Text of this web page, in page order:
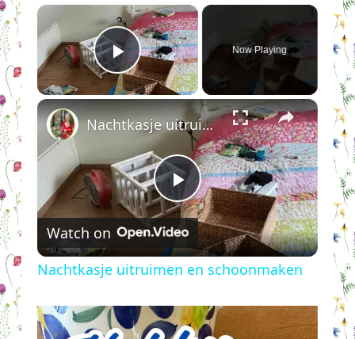
×
Play Video
Now Playing
×
Play
Video
Nachtkasje uitruimen en schoonmaken
Watch on
Nachtkasje uitruimen en schoonmaken